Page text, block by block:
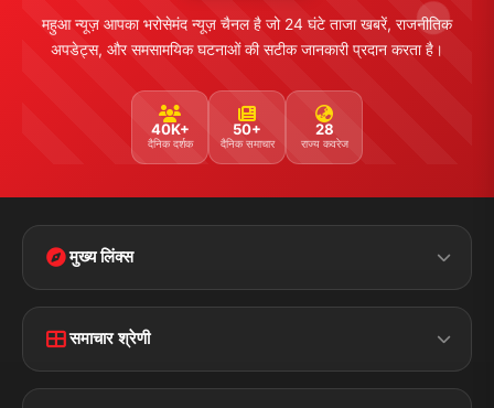
महुआ न्यूज़ आपका भरोसेमंद न्यूज़ चैनल है जो 24 घंटे ताजा खबरें, राजनीतिक
अपडेट्स, और समसामयिक घटनाओं की सटीक जानकारी प्रदान करता है।
40K+
दैनिक दर्शक
50+
दैनिक समाचार
28
राज्य कवरेज
मुख्य लिंक्स
Disclaimer
Terms &
समाचार श्रेणी